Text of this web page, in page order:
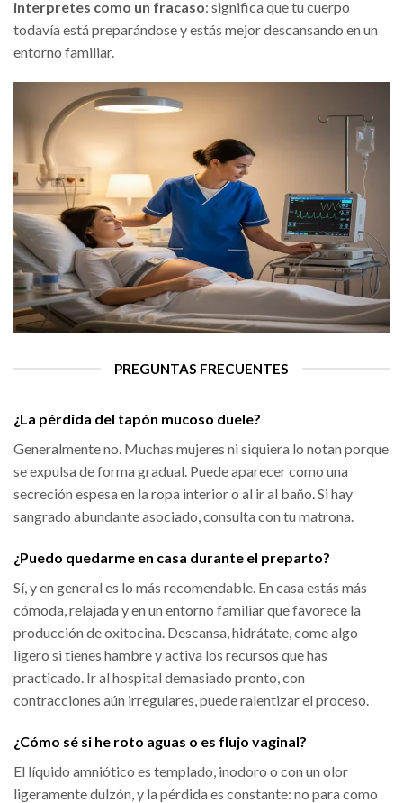
interpretes como un fracaso: significa que tu cuerpo
todavía está preparándose y estás mejor descansando en un
entorno familiar.
PREGUNTAS FRECUENTES
¿La pérdida del tapón mucoso duele?
Generalmente no. Muchas mujeres ni siquiera lo notan porque
se expulsa de forma gradual. Puede aparecer como una
secreción espesa en la ropa interior o al ir al baño. Si hay
sangrado abundante asociado, consulta con tu matrona.
¿Puedo quedarme en casa durante el preparto?
Sí, y en general es lo más recomendable. En casa estás más
cómoda, relajada y en un entorno familiar que favorece la
producción de oxitocina. Descansa, hidrátate, come algo
ligero si tienes hambre y activa los recursos que has
practicado. Ir al hospital demasiado pronto, con
contracciones aún irregulares, puede ralentizar el proceso.
¿Cómo sé si he roto aguas o es flujo vaginal?
El líquido amniótico es templado, inodoro o con un olor
ligeramente dulzón, y la pérdida es constante: no para como